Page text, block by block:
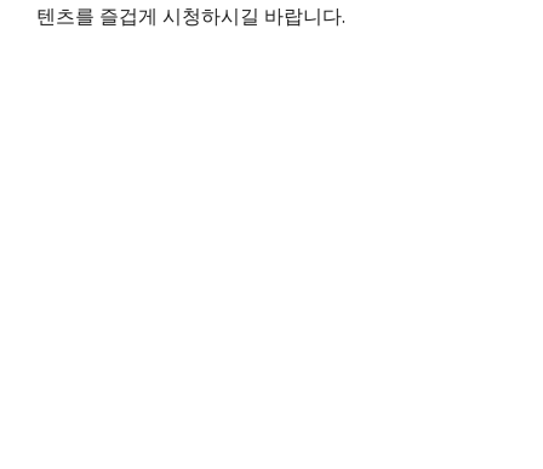
텐츠를 즐겁게 시청하시길 바랍니다.